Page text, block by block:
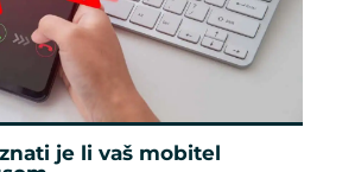
je li vaš mobitel